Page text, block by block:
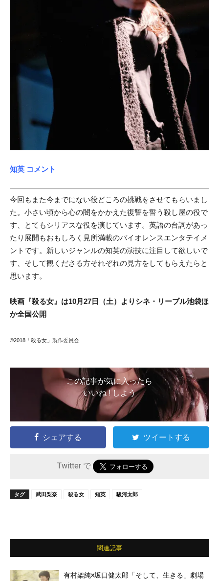
知英 コメント
今回もまた今までにない役どころの挑戦をさせてもらいまし
た。小さい頃から心の闇をかかえた復讐を誓う殺し屋の役で
す、とてもシリアスな役を演じています。英語の台詞があっ
たり展開もおもしろく見所満載のバイオレンスエンタテイメ
ントです。新しいジャンルの知英の演技に注目して欲しいで
す、そして観くださる方それぞれの見方をしてもらえたらと
思います。
映画『殺る女』は10月27日（土）よりシネ・リーブル池袋ほ
か全国公開
©2018「殺る女」製作委員会
この記事が気に入ったら
いいね ! しよう
シェアする ツイートする
Twitter で
タグ 武田梨奈 殺る女 知英 駿河太郎
関連記事
有村架純×坂口健太郎「そして、生きる」劇場